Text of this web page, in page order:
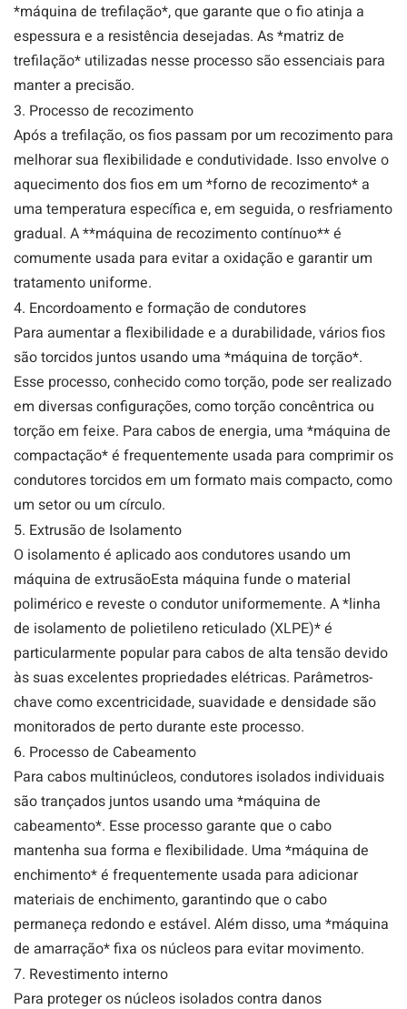
*máquina de trefilação*, que garante que o fio atinja a
espessura e a resistência desejadas. As *matriz de
trefilação* utilizadas nesse processo são essenciais para
manter a precisão.
3. Processo de recozimento
Após a trefilação, os fios passam por um recozimento para
melhorar sua flexibilidade e condutividade. Isso envolve o
aquecimento dos fios em um *forno de recozimento* a
uma temperatura específica e, em seguida, o resfriamento
gradual. A **máquina de recozimento contínuo** é
comumente usada para evitar a oxidação e garantir um
tratamento uniforme.
4. Encordoamento e formação de condutores
Para aumentar a flexibilidade e a durabilidade, vários fios
são torcidos juntos usando uma *máquina de torção*.
Esse processo, conhecido como torção, pode ser realizado
em diversas configurações, como torção concêntrica ou
torção em feixe. Para cabos de energia, uma *máquina de
compactação* é frequentemente usada para comprimir os
condutores torcidos em um formato mais compacto, como
um setor ou um círculo.
5. Extrusão de Isolamento
O isolamento é aplicado aos condutores usando um
máquina de extrusãoEsta máquina funde o material
polimérico e reveste o condutor uniformemente. A *linha
de isolamento de polietileno reticulado (XLPE)* é
particularmente popular para cabos de alta tensão devido
às suas excelentes propriedades elétricas. Parâmetros-
chave como excentricidade, suavidade e densidade são
monitorados de perto durante este processo.
6. Processo de Cabeamento
Para cabos multinúcleos, condutores isolados individuais
são trançados juntos usando uma *máquina de
cabeamento*. Esse processo garante que o cabo
mantenha sua forma e flexibilidade. Uma *máquina de
enchimento* é frequentemente usada para adicionar
materiais de enchimento, garantindo que o cabo
permaneça redondo e estável. Além disso, uma *máquina
de amarração* fixa os núcleos para evitar movimento.
7. Revestimento interno
Para proteger os núcleos isolados contra danos